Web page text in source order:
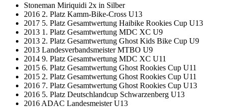
Stoneman Miriquidi 2x in Silber
2016 2. Platz Kamm-Bike-Cross U13
2017 5. Platz Gesamtwertung Haibike Rookies Cup U13
2013 1. Platz Gesamtwertung MDC XC U9
2013 2. Platz Gesamtwertung Ghost Kids Bike Cup U9
2013 Landesverbandsmeister MTBO U9
2014 9. Platz Gesamtwertung MDC XC U11
2015 6. Platz Gesamtwertung Ghost Rookies Cup U11
2015 2. Platz Gesamtwertung Ghost Rookies Cup U11
2016 7. Platz Gesamtwertung Ghost Rookies Cup U13
2016 5. Platz Deutschlandcup Schwarzenberg U13
2016 ADAC Landesmeister U13